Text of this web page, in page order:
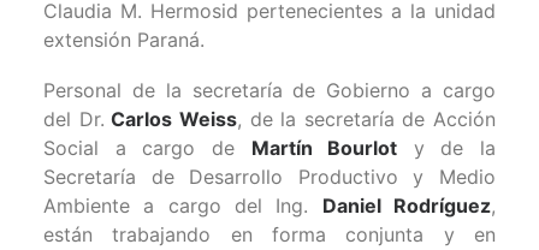
Claudia M. Hermosid pertenecientes a la unidad
extensión Paraná.
Personal de la secretaría de Gobierno a cargo
del Dr. Carlos Weiss, de la secretaría de Acción
Social a cargo de Martín Bourlot y de la
Secretaría de Desarrollo Productivo y Medio
Ambiente a cargo del Ing. Daniel Rodríguez,
están trabajando en forma conjunta y en